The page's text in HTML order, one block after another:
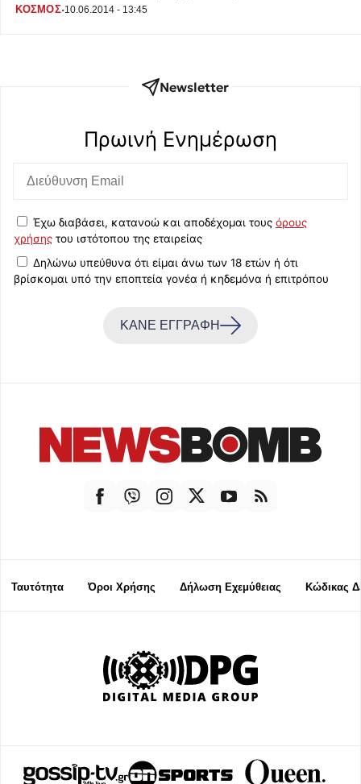
ΚΟΣΜΟΣ·10.06.2014 - 13:45
Newsletter
Πρωινή Eνημέρωση
Έχω διαβάσει, κατανοώ και αποδέχομαι τους όρους
χρήσης του ιστότοπου της εταιρείας
Δηλώνω υπεύθυνα ότι είμαι άνω των 18 ετών ή ότι
βρίσκομαι υπό την εποπτεία γονέα ή κηδεμόνα ή επιτρόπου
ΚΑΝΕ ΕΓΓΡΑΦΗ
Ταυτότητα Όροι Χρήσης Δήλωση Εχεμύθειας Κώδικας